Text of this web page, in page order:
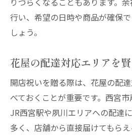
行い、希望の日時や商品が確保
しょう。
花屋の配達対応エリアを
開店祝いを贈る際は、花屋の配
べておくことが重要です。西宮市
JR西宮駅や夙川エリアへの配達
多く、店舗から直接届けてもら